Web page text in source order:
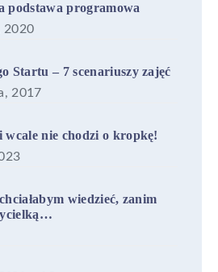
podstawa programowa
2020
Startu – 7 scenariuszy zajęć
2017
nie chodzi o kropkę!
wiedzieć, zanim